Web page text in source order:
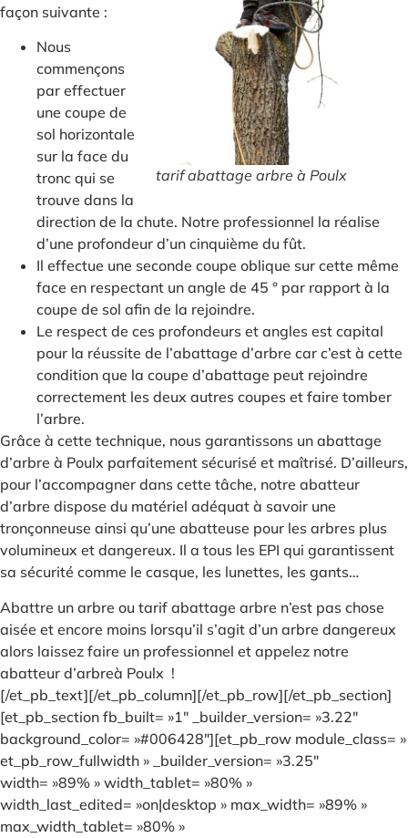
tarif abattage arbre à Poulx
façon suivante :
Nous
commençons
par effectuer
une coupe de
sol horizontale
sur la face du
tronc qui se
trouve dans la
direction de la chute. Notre professionnel la réalise
d’une profondeur d’un cinquième du fût.
Il effectue une seconde coupe oblique sur cette même
face en respectant un angle de 45 ° par rapport à la
coupe de sol afin de la rejoindre.
Le respect de ces profondeurs et angles est capital
pour la réussite de l’abattage d’arbre car c’est à cette
condition que la coupe d’abattage peut rejoindre
correctement les deux autres coupes et faire tomber
l’arbre.
Grâce à cette technique, nous garantissons un abattage
d’arbre à Poulx parfaitement sécurisé et maîtrisé. D’ailleurs,
pour l’accompagner dans cette tâche, notre abatteur
d’arbre dispose du matériel adéquat à savoir une
tronçonneuse ainsi qu’une abatteuse pour les arbres plus
volumineux et dangereux. Il a tous les EPI qui garantissent
sa sécurité comme le casque, les lunettes, les gants…
Abattre un arbre ou tarif abattage arbre n’est pas chose
aisée et encore moins lorsqu’il s’agit d’un arbre dangereux
alors laissez faire un professionnel et appelez notre
abatteur d’arbreà Poulx !
[/et_pb_text][/et_pb_column][/et_pb_row][/et_pb_section]
[et_pb_section fb_built= »1″ _builder_version= »3.22″
background_color= »#006428″][et_pb_row module_class= »
et_pb_row_fullwidth » _builder_version= »3.25″
width= »89% » width_tablet= »80% »
width_last_edited= »on|desktop » max_width= »89% »
max_width_tablet= »80% »